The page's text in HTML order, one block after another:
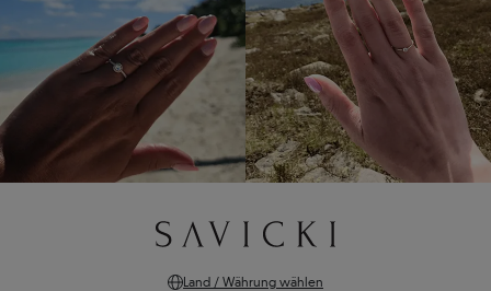
Land / Währung wählen